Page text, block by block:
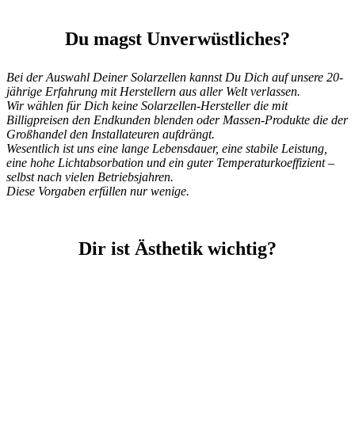
Du magst Unverwüstliches?
Bei der Auswahl Deiner Solarzellen kannst Du Dich auf unsere 20-
jährige Erfahrung mit Herstellern aus aller Welt verlassen.
Wir wählen für Dich keine Solarzellen-Hersteller die mit
Billigpreisen den Endkunden blenden oder Massen-Produkte die der
Großhandel den Installateuren aufdrängt.
Wesentlich ist uns eine lange Lebensdauer, eine stabile Leistung,
eine hohe Lichtabsorbation und ein guter Temperaturkoeffizient –
selbst nach vielen Betriebsjahren.
Diese Vorgaben erfüllen nur wenige.
Dir ist Ästhetik wichtig?